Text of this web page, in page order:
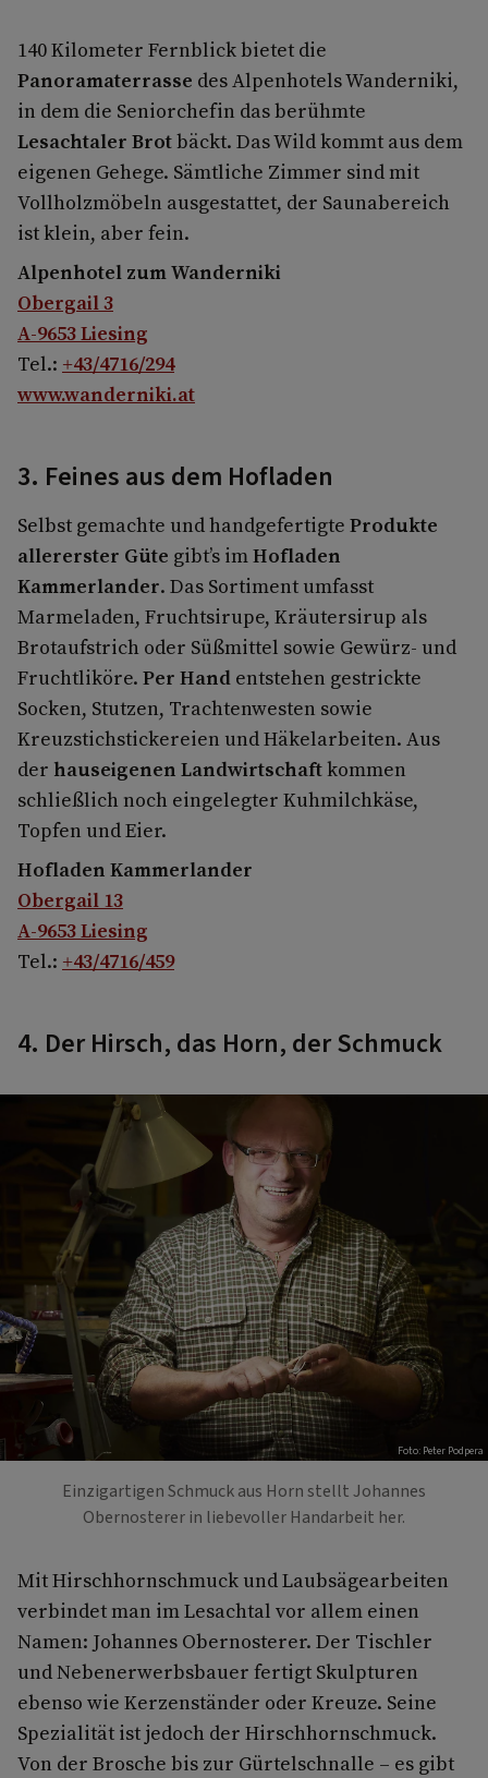
140 Kilometer Fernblick bietet die
Panoramaterrasse des Alpenhotels Wanderniki,
in dem die Seniorchefin das berühmte
Lesachtaler Brotbäckt. Das Wild kommt aus dem
eigenen Gehege. Sämtliche Zimmer sind mit
Vollholzmöbeln ausgestattet, der Saunabereich
ist klein, aber fein.
Alpenhotel zum Wanderniki
Obergail 3
A-9653 Liesing
Tel.: +43/4716/294
www.wanderniki.at
3. Feines aus dem Hofladen
Selbst gemachte und handgefertigte Produkte
allererster Güte gibt’s imHofladen
Kammerlander. Das Sortiment umfasst
Marmeladen, Fruchtsirupe, Kräutersirup als
Brotaufstrich oder Süßmittel sowie Gewürz- und
Fruchtliköre. Per Hand entstehen gestrickte
Socken, Stutzen, Trachtenwesten sowie
Kreuzstichstickereien und Häkelarbeiten. Aus
der hauseigenen Landwirtschaftkommen
schließlich noch eingelegter Kuhmilchkäse,
Topfen und Eier.
Hofladen Kammerlander
Obergail 13
A-9653 Liesing
Tel.: +43/4716/459
4. Der Hirsch, das Horn, der Schmuck
Foto: Peter Podpera
Einzigartigen Schmuck aus Horn stellt Johannes
Obernosterer in liebevoller Handarbeit her.
Mit Hirschhornschmuck und Laubsägearbeiten
verbindet man im Lesachtal vor allem einen
Namen: Johannes Obernosterer. Der Tischler
und Nebenerwerbsbauer fertigt Skulpturen
ebenso wie Kerzenständer oder Kreuze. Seine
Spezialität ist jedoch der Hirschhornschmuck.
Von der Brosche bis zur Gürtelschnalle – es gibt